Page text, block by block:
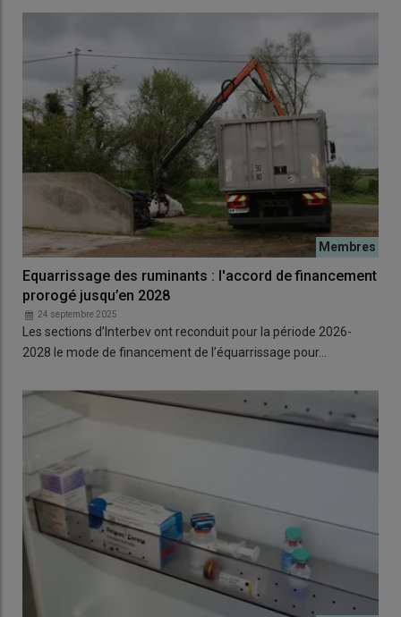
Equarrissage des ruminants : l'accord de financement
prorogé jusqu’en 2028
24 septembre 2025
Les sections d’Interbev ont reconduit pour la période 2026-
2028 le mode de financement de l’équarrissage pour…